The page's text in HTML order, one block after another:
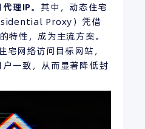
代理IP。其中，动态住宅
Proxy）凭借
特性，成为主流方案。
宅网络访问目标网站，
一致，从而显著降低封